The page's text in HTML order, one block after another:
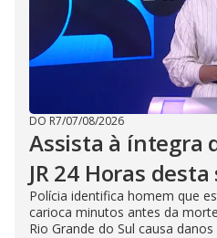
DO R7/07/08/2026
Assista à íntegra
JR 24 Horas
Polícia identifica homem que
carioca minutos antes da
Rio Grande do Sul causa